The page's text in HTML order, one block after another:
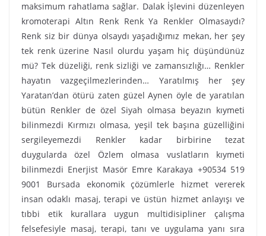
maksimum rahatlama sağlar. Dalak İşlevini düzenleyen
kromoterapi Altın Renk Renk Ya Renkler Olmasaydı?
Renk siz bir dünya olsaydı yaşadığımız mekan, her şey
tek renk üzerine Nasıl olurdu yaşam hiç düşündünüz
mü? Tek düzeliği, renk sizliği ve zamansızlığı… Renkler
hayatın vazgeçilmezlerinden… Yaratılmış her şey
Yaratan’dan ötürü zaten güzel Aynen öyle de yaratılan
bütün Renkler de özel Siyah olmasa beyazın kıymeti
bilinmezdi Kırmızı olmasa, yeşil tek başına güzelliğini
sergileyemezdi Renkler kadar birbirine tezat
duygularda özel Özlem olmasa vuslatların kıymeti
bilinmezdi Enerjist Masör Emre Karakaya +90534 519
9001 Bursada ekonomik çözümlerle hizmet vererek
insan odaklı masaj, terapi ve üstün hizmet anlayışı ve
tıbbi etik kurallara uygun multidisipliner çalışma
felsefesiyle masaj, terapi, tanı ve uygulama yanı sıra